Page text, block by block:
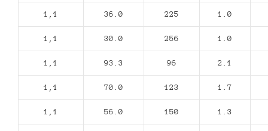
1,1 36.0 225 1.0
1,1 30.0 256 1.0
1,1 93.3 96 2.1
1,1 70.0 123 1.7
1,1 56.0 150 1.3